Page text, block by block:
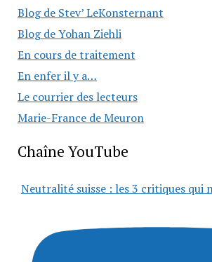
Blog de Stev’ LeKonsternant
Blog de Yohan Ziehli
En cours de traitement
En enfer il y a…
Le courrier des lecteurs
Marie-France de Meuron
Chaîne YouTube
Neutralité suisse : les 3 critiques qui